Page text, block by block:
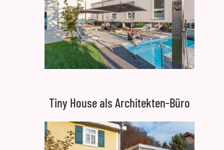
Tiny House als Architekten-Büro